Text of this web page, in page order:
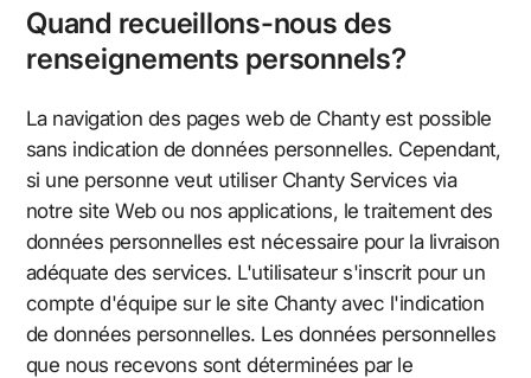
Quand recueillons-nous des
renseignements personnels?
La navigation des pages web de Chanty est possible
sans indication de données personnelles. Cependant,
si une personne veut utiliser Chanty Services via
notre site Web ou nos applications, le traitement des
données personnelles est nécessaire pour la livraison
adéquate des services. L'utilisateur s'inscrit pour un
compte d'équipe sur le site Chanty avec l'indication
de données personnelles. Les données personnelles
que nous recevons sont déterminées par le